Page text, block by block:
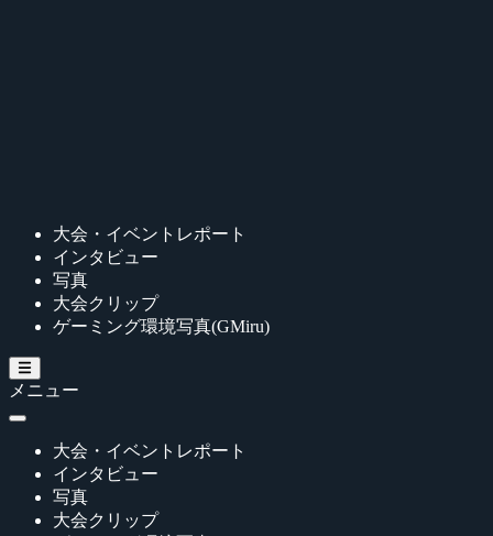
大会・イベントレポート
インタビュー
写真
大会クリップ
ゲーミング環境写真(GMiru)
メニュー
大会・イベントレポート
インタビュー
写真
大会クリップ